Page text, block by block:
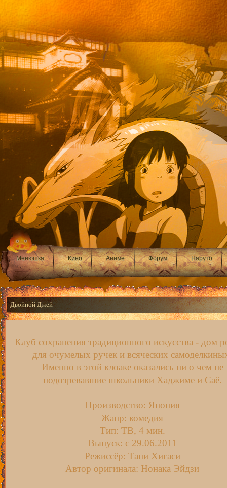
Менюшка Кино Аниме Форум Наруто
Двойной Джей
Клуб сохранения традиционного искусства - дом
для очумелых ручек и всяческих
Именно в этой клоаке оказались ни о чем не
подозревавшие школьники Хаджиме и Саё.
Производство: Япония
Жанр: комедия
Тип: ТВ, 4 мин.
Выпуск: c 29.06.2011
Режиссёр: Тани Хигаси
Автор оригинала: Нонака Эйдзи